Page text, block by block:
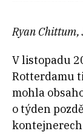
Ryan Chittum,
V listopadu
Rotterdamu
mohla
o týden